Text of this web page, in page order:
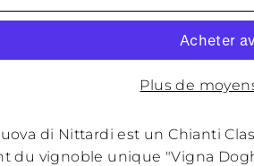
Plus de
di Nittardi est un Chianti
du vignoble unique "Vigna